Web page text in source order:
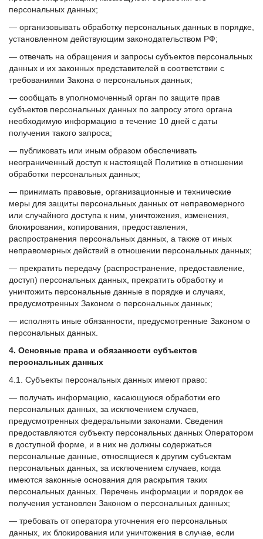
персональных данных;
— организовывать обработку персональных данных в порядке,
установленном действующим законодательством РФ;
— отвечать на обращения и запросы субъектов персональных
данных и их законных представителей в соответствии с
требованиями Закона о персональных данных;
— сообщать в уполномоченный орган по защите прав
субъектов персональных данных по запросу этого органа
необходимую информацию в течение 10 дней с даты
получения такого запроса;
— публиковать или иным образом обеспечивать
неограниченный доступ к настоящей Политике в отношении
обработки персональных данных;
— принимать правовые, организационные и технические
меры для защиты персональных данных от неправомерного
или случайного доступа к ним, уничтожения, изменения,
блокирования, копирования, предоставления,
распространения персональных данных, а также от иных
неправомерных действий в отношении персональных данных;
— прекратить передачу (распространение, предоставление,
доступ) персональных данных, прекратить обработку и
уничтожить персональные данные в порядке и случаях,
предусмотренных Законом о персональных данных;
— исполнять иные обязанности, предусмотренные Законом о
персональных данных.
4. Основные права и обязанности субъектов
персональных данных
4.1. Субъекты персональных данных имеют право:
— получать информацию, касающуюся обработки его
персональных данных, за исключением случаев,
предусмотренных федеральными законами. Сведения
предоставляются субъекту персональных данных Оператором
в доступной форме, и в них не должны содержаться
персональные данные, относящиеся к другим субъектам
персональных данных, за исключением случаев, когда
имеются законные основания для раскрытия таких
персональных данных. Перечень информации и порядок ее
получения установлен Законом о персональных данных;
— требовать от оператора уточнения его персональных
данных, их блокирования или уничтожения в случае, если